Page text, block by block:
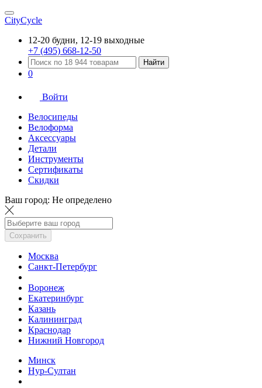
CityCycle
12-20 будни, 12-19 выходные
+7 (495) 668-12-50
Найти
0
Войти
Велосипеды
Велоформа
Аксессуары
Детали
Инструменты
Сертификаты
Скидки
Ваш город: Не определено
Сохранить
Москва
Санкт-Петербург
Воронеж
Екатеринбург
Казань
Калининград
Краснодар
Нижний Новгород
Минск
Нур-Султан